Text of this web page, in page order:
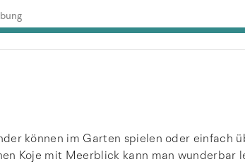
können im Garten spielen oder einfach
Koje mit Meerblick kann man wunderbar